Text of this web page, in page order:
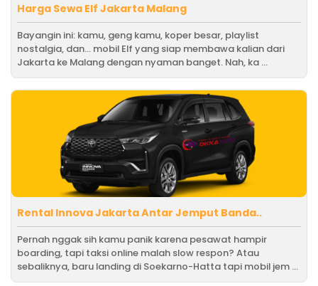
Harga Sewa Elf Jakarta Malang
Bayangin ini: kamu, geng kamu, koper besar, playlist
nostalgia, dan… mobil Elf yang siap membawa kalian dari
Jakarta ke Malang dengan nyaman banget. Nah, ka ...
Rental Innova Jakarta Antar Jemput Banda..
Pernah nggak sih kamu panik karena pesawat hampir
boarding, tapi taksi online malah slow respon? Atau
sebaliknya, baru landing di Soekarno-Hatta tapi mobil jem ...